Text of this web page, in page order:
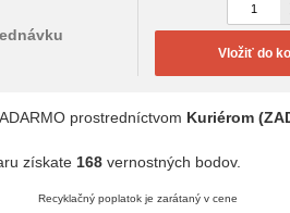
Vložiť do
prostredníctvom Kuriérom
získate168 vernostných bodov.
Recyklačný poplatok je zarátaný v cene